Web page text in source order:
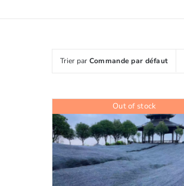
Trier parCommande par défaut
Out of stock